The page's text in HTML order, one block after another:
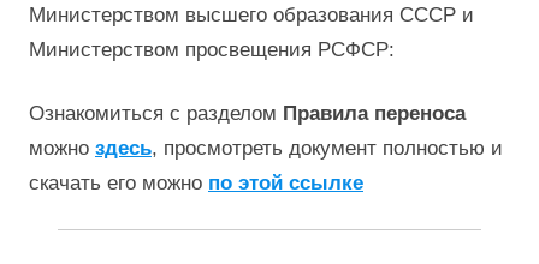
Министерством высшего образования СССР и
Министерством просвещения РСФСР:
Ознакомиться с разделом Правила переноса
можно здесь, просмотреть документ полностью и
скачать его можно по этой ссылке